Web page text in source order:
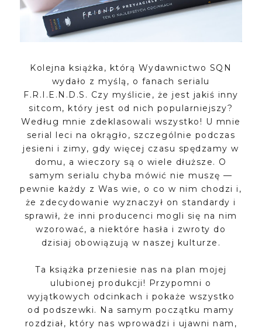
Kolejna książka, którą Wydawnictwo SQN
wydało z myślą, o fanach serialu
F.R.I.E.N.D.S. Czy myślicie, że jest jakiś inny
sitcom, który jest od nich popularniejszy?
Według mnie zdeklasowali wszystko! U mnie
serial leci na okrągło, szczególnie podczas
jesieni i zimy, gdy więcej czasu spędzamy w
domu, a wieczory są o wiele dłuższe. O
samym serialu chyba mówić nie muszę —
pewnie każdy z Was wie, o co w nim chodzi i,
że zdecydowanie wyznaczył on standardy i
sprawił, że inni producenci mogli się na nim
wzorować, a niektóre hasła i zwroty do
dzisiaj obowiązują w naszej kulturze.
Ta książka przeniesie nas na plan mojej
ulubionej produkcji! Przypomni o
wyjątkowych odcinkach i pokaże wszystko
od podszewki. Na samym początku mamy
rozdział, który nas wprowadzi i ujawni nam,